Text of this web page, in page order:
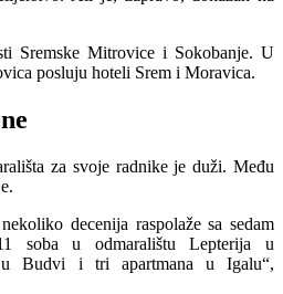
Sremske Mitrovice i Sokobanje. U
posluju hoteli Srem i Moravica.
za svoje radnike je duži. Među
decenija raspolaže sa sedam
soba u odmaralištu Lepterija u
u Budvi i tri apartmana u Igalu“,